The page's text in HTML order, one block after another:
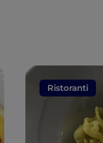
Ristoranti